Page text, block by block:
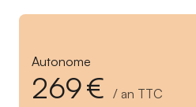
Autonome
269 € / an TTC